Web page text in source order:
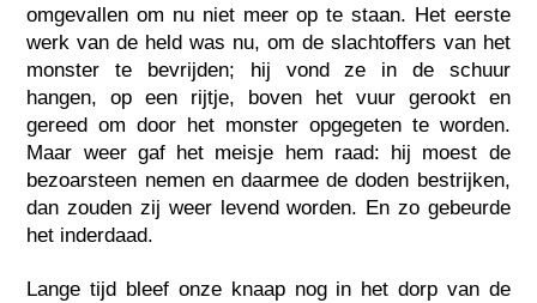
omgevallen om nu niet meer op te staan. Het eerste
werk van de held was nu, om de slachtoffers van het
monster te bevrijden; hij vond ze in de schuur
hangen, op een rijtje, boven het vuur gerookt en
gereed om door het monster opgegeten te worden.
Maar weer gaf het meisje hem raad: hij moest de
bezoarsteen nemen en daarmee de doden bestrijken,
dan zouden zij weer levend worden. En zo gebeurde
het inderdaad.
Lange tijd bleef onze knaap nog in het dorp van de